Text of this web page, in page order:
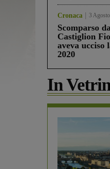
Cronaca 3
Scomparso
Castiglion
aveva ucciso
2020
In